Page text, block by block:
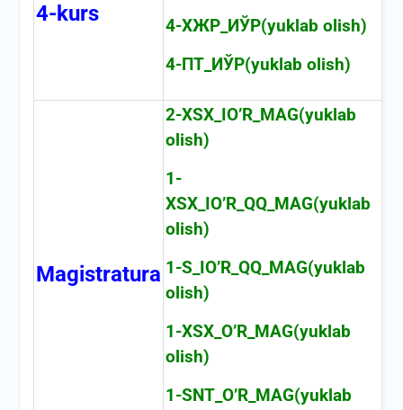
4-kurs
4-ХЖР_ИЎР(yuklab olish)
4-ПТ_ИЎР(yuklab olish)
Magistratura
2-XSX_IO’R_MAG(yuklab
olish)
1-
XSX_IO’R_QQ_MAG(yuklab
olish)
1-S_IO’R_QQ_MAG(yuklab
olish)
1-XSX_O’R_MAG(yuklab
olish)
1-SNT_O’R_MAG(yuklab